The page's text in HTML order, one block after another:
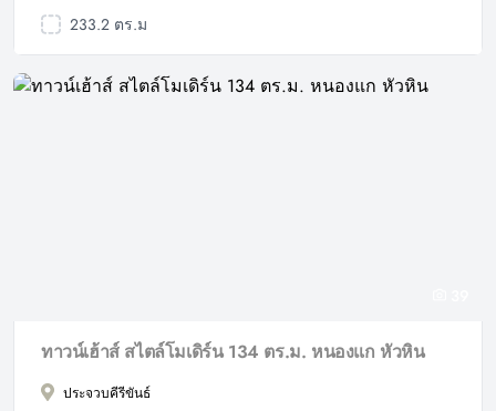
233.2 ตร.ม
ทาวน์เฮ้าส์ สไตล์โมเดิร์น 134 ตร.ม. หนองแก หัวหิน
ประจวบคีรีขันธ์